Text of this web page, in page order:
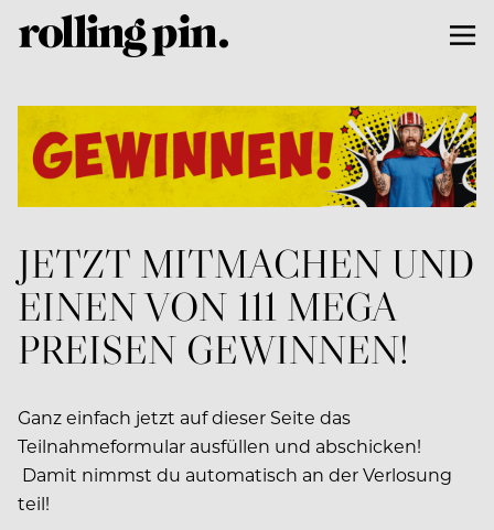
JETZT MITMACHEN UND
EINEN VON 111 MEGA
PREISEN GEWINNEN!
Ganz einfach jetzt auf dieser Seite das
Teilnahmeformular ausfüllen und abschicken!
Damit nimmst du automatisch an der Verlosung
teil!